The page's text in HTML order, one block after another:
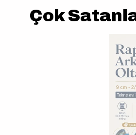
Çok